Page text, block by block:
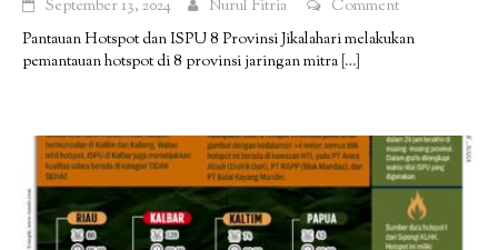
September 13, 2024 Nurul Fitria
Comment
Pantauan Hotspot dan ISPU 8 Provinsi Jikalahari melakukan
pemantauan hotspot di 8 provinsi jaringan mitra […]